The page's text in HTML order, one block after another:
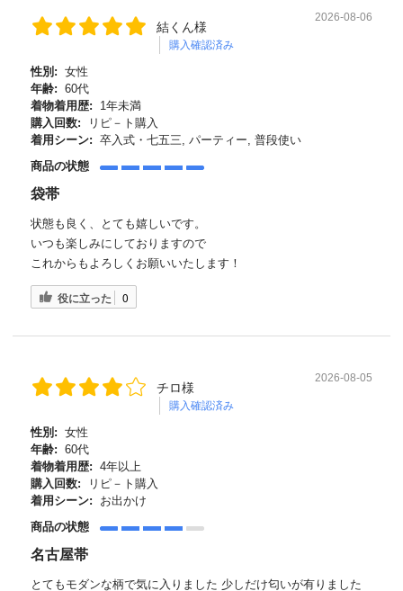
結くん様
購入確認済み
2026-08-06
性別: 女性
年齢: 60代
着物着用歴:
1年未満
購入回数:
リピ－ト購入
着用シーン: 卒入式・七五三, パーティー, 普段使い
商品の状態
袋帯
状態も良く、とても嬉しいです。
いつも楽しみにしておりますので
これからもよろしくお願いいたします！
役に立った 0
チロ様
購入確認済み
2026-08-05
性別: 女性
年齢: 60代
着物着用歴: 4年以上
購入回数:
リピ－ト購入
着用シーン:
お出かけ
商品の状態
名古屋帯
とてもモダンな柄で気に入りました 少しだけ匂いが有りました